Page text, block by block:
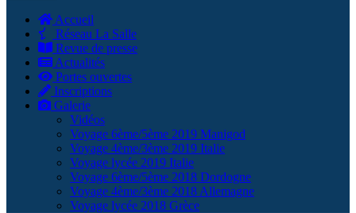
Accueil
Réseau La Salle
Revue de presse
Actualités
Portes ouvertes
Inscriptions
Galerie
Vidéos
Voyage 6ème/5ème 2019 Manigod
Voyage 4ème/3ème 2019 Italie
Voyage lycée 2019 Italie
Voyage 6ème/5ème 2018 Dordogne
Voyage 4ème/3ème 2018 Allemagne
Voyage lycée 2018 Grèce